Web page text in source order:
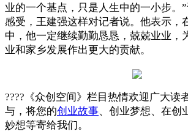
业的一个基点，只是人生中的一小步。
感受，王建强这样对记者说。他表示，
中，他一定继续勤勤恳恳，兢兢业业，
业和家乡发展作出更大的贡献。
????《众创空间》栏目热情欢迎广大读
与，将您的创业故事、创业梦想、在创
妙想等寄给我们。